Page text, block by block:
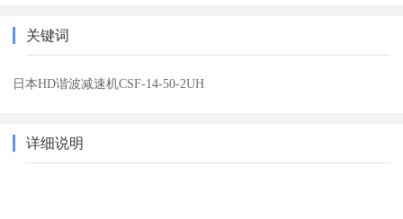
关键词
日本HD谐波减速机CSF-14-50-2UH
详细说明